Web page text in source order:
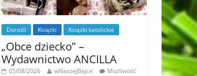
Dorośli Książki Książki katolickie
„Obce dziecko” –
Wydawnictwo ANCILLA
05/08/2026 wNaszejBajce
Możliwość